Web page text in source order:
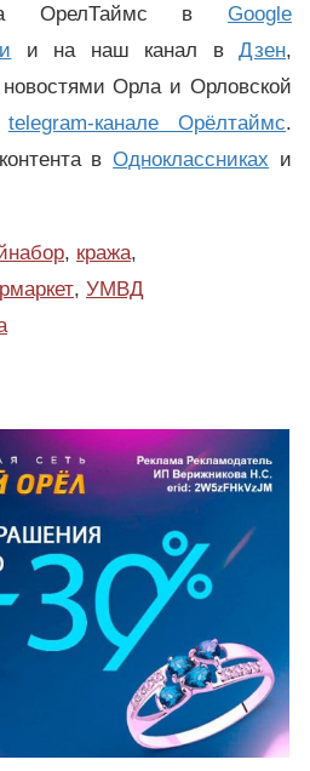
на ОрелТаймс в Google
и на наш канал вДзен,
Орла и Орловской
telegram-канале Орёлтаймс.
вОдноклассниках и
, кража,
, УМВД